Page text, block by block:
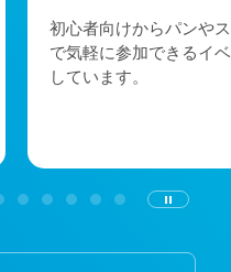
初心者向けからパンや
で気軽に参加できるイ
しています。